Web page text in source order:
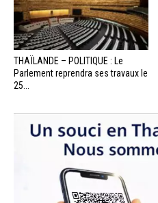
THAÏLANDE – POLITIQUE : Le
Parlement reprendra ses travaux le
25...